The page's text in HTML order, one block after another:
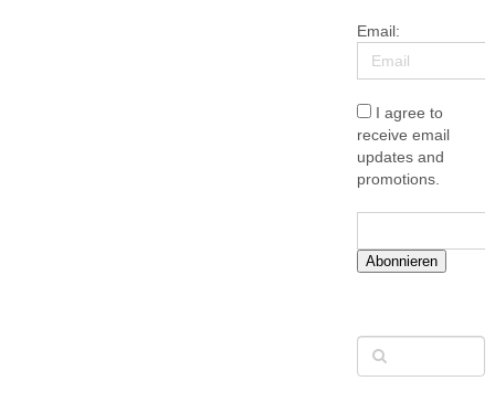
Email:
I agree to
receive email
updates and
promotions.
Abonnieren